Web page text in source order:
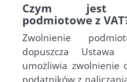
Czym jest
podmiotowe z
Zwolnienie
dopuszcza
umożliwia zwolnienie